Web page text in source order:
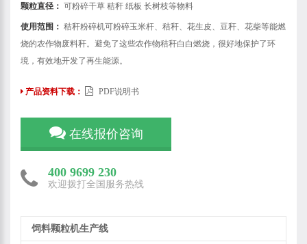
颗粒直径： 可粉碎干草 秸秆 纸板 长树枝等物料
使用范围： 秸秆粉碎机可粉碎玉米杆、秸秆、花生皮、豆秆、花柴等能燃
烧的农作物废料秆。避免了这些农作物秸秆白白燃烧，很好地保护了环
境，有效地开发了再生能源。
产品资料下载： PDF说明书
在线报价咨询
400 9699 230
欢迎拨打全国服务热线
饲料颗粒机生产线